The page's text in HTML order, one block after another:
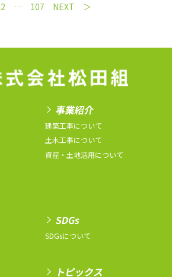
2 … 107 NEXT
事業紹介
建築工事について
土木工事について
資産・土地活用について
SDGs
SDGsについて
トピックス